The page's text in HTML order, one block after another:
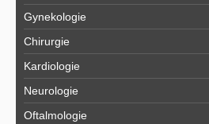
Gynekologie
Chirurgie
Kardiologie
Neurologie
Oftalmologie